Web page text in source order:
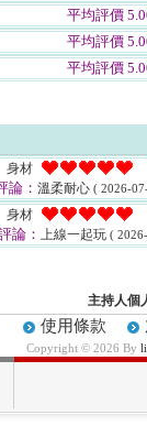
平均評價
平均評價
平均評價
身材
論： 溫柔耐心 ( 2026-
身材
論： 上線一起玩 (
主持人個
使用條款
Copyright © 2026 By